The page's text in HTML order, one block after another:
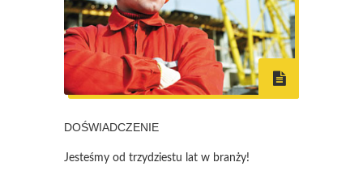
DOŚWIADCZENIE
Jesteśmy od trzydziestu lat w branży!